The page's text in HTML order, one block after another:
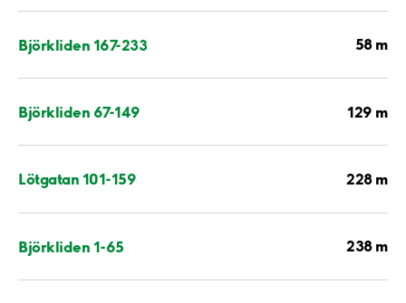
Björkliden 167-233 58 m
Björkliden 67-149 129 m
Lötgatan 101-159 228 m
Björkliden 1-65 238 m